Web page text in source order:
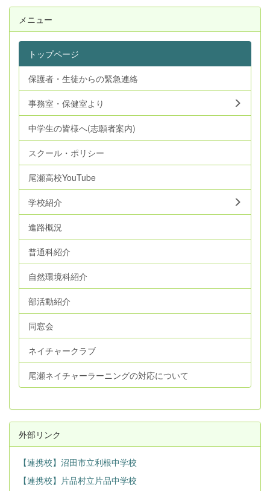
メニュー
トップページ
保護者・生徒からの緊急連絡
事務室・保健室より
中学生の皆様へ(志願者案内)
スクール・ポリシー
尾瀬高校YouTube
学校紹介
進路概況
普通科紹介
自然環境科紹介
部活動紹介
同窓会
ネイチャークラブ
尾瀬ネイチャーラーニングの対応について
外部リンク
【連携校】沼田市立利根中学校
【連携校】片品村立片品中学校